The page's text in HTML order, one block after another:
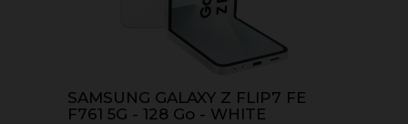
SAMSUNG GALAXY Z FLIP7 FE
F761 5G - 128 Go - WHITE